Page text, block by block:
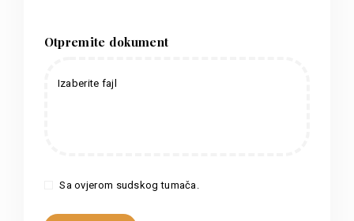
Otpremite dokument
Izaberite fajl
Sa ovjerom sudskog tumača.